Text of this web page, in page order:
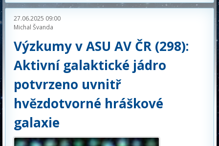
27.06.2025 09:00
Michal Švanda
Výzkumy v ASU AV ČR (298):
Aktivní galaktické jádro
potvrzeno uvnitř
hvězdotvorné hráškové
galaxie